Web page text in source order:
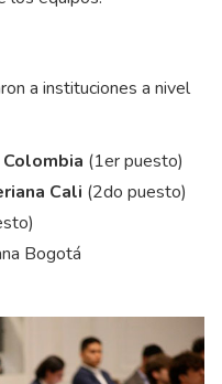
a instituciones a nivel
(1er puesto)
Cali (2do puesto)
Bogotá